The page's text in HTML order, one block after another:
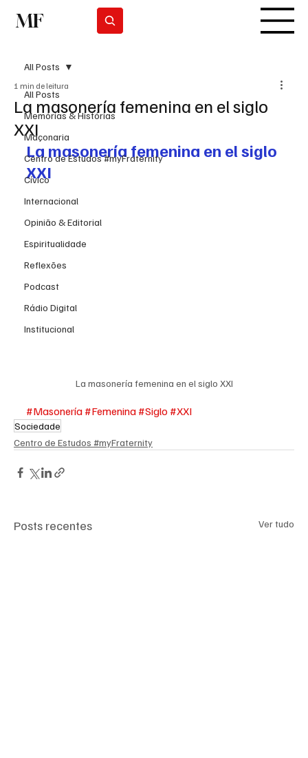
MF
All Posts
Memórias & Histórias
Maçonaria
Centro de Estudos #myFraternity
Cívico
Internacional
Opinião & Editorial
Espiritualidade
Reflexões
Podcast
Rádio Digital
Institucional
All Posts
La masonería femenina en el siglo
XXI
1 min de leitura
La masonería femenina en el siglo
XXI
La masonería femenina en el siglo XXI
#Masonería #Femenina #Siglo #XXI
Sociedade
Centro de Estudos #myFraternity
Posts recentes Ver tudo